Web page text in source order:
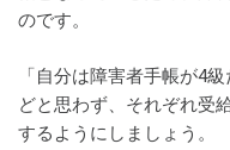
のです。
「自分は障害者手帳が4
どと思わず、それぞれ受
するようにしましょう。